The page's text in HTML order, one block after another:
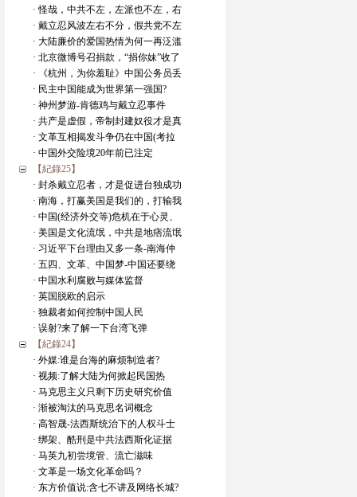
· 怪哉，中共不左，左派也不左，右
· 戴立忍风波左右不分，假共党不左
· 大陆廉价的爱国热情为何一再泛滥
· 北京微博号召捐款，“捐你妹”收了
· 《杭州，为你羞耻》中国公务员丢
· 民主中国能成为世界第一强国?
· 神州梦游-肯德鸡与戴立忍事件
· 共产是虚假，帝制封建奴役才是真
· 文革互相揭发斗争仍在中国(考拉
· 中国外交险境20年前已注定
【紀錄25】
· 封杀戴立忍者，才是促进台独成功
· 南海，打赢美国是我们的，打输我
· 中国(经济外交等)危机在于心灵、
· 美国是文化流氓，中共是地痞流氓
· 习近平下台理由又多一条-南海仲
· 五四、文革、中国梦-中国还要绕
· 中国水利腐败与媒体监督
· 英国脱欧的启示
· 独裁者如何控制中国人民
· 误射?来了解一下台湾飞弹
【紀錄24】
· 外媒:谁是台海的麻烦制造者?
· 视频:了解大陆为何掀起民国热
· 马克思主义只剩下历史研究价值
· 渐被淘汰的马克思名词概念
· 高智晟-法西斯统治下的人权斗士
· 绑架、酷刑是中共法西斯化证据
· 马英九初尝境管、流亡滋味
· 文革是一场文化革命吗？
· 东方价值说:含七不讲及网络长城?